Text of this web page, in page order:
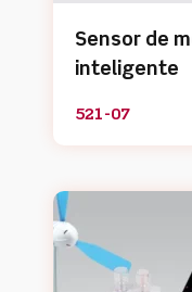
Sensor de
inteligente
521-07